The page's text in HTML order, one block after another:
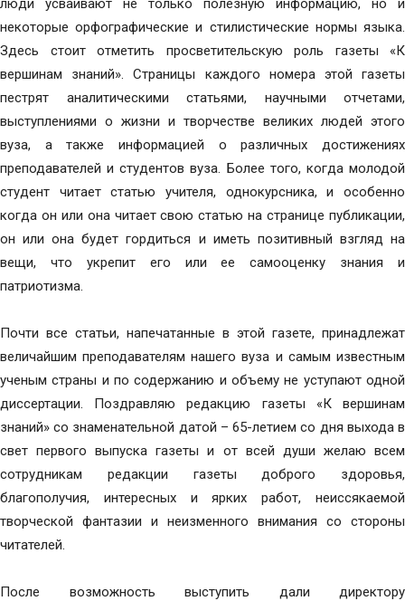
люди усваивают не только полезную информацию, но и
некоторые орфографические и стилистические нормы языка.
Здесь стоит отметить просветительскую роль газеты «К
вершинам знаний». Страницы каждого номера этой газеты
пестрят аналитическими статьями, научными отчетами,
выступлениями о жизни и творчестве великих людей этого
вуза, а также информацией о различных достижениях
преподавателей и студентов вуза. Более того, когда молодой
студент читает статью учителя, однокурсника, и особенно
когда он или она читает свою статью на странице публикации,
он или она будет гордиться и иметь позитивный взгляд на
вещи, что укрепит его или ее самооценку знания и
патриотизма.
Почти все статьи, напечатанные в этой газете, принадлежат
величайшим преподавателям нашего вуза и самым известным
ученым страны и по содержанию и объему не уступают одной
диссертации. Поздравляю редакцию газеты «К вершинам
знаний» со знаменательной датой – 65-летием со дня выхода в
свет первого выпуска газеты и от всей души желаю всем
сотрудникам редакции газеты доброго здоровья,
благополучия, интересных и ярких работ, неиссякаемой
творческой фантазии и неизменного внимания со стороны
читателей.
После возможность выступить дали директору